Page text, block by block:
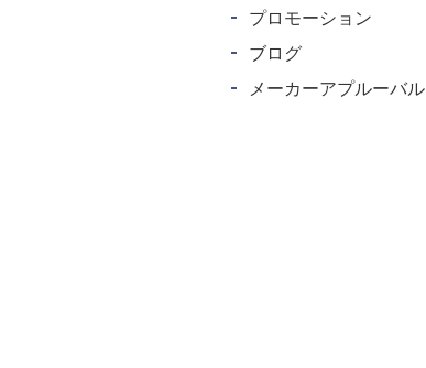
プロモーション
ブログ
メーカーアプルーバル